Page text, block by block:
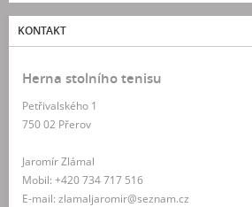
KONTAKT
Herna stolního tenisu
Petřivalského 1
750 02 Přerov
Jaromír Zlámal
Mobil: +420 734 717 516
E-mail: zlamaljaromir@seznam.cz